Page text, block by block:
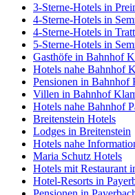
3-Sterne-Hotels in
4-Sterne-Hotels in
4-Sterne-Hotels in
5-Sterne-Hotels in
Gasthöfe in Bahnhof
Hotels nahe Bahnhof
Pensionen in Bahnhof
Villen in Bahnhof
Hotels nahe Bahnhof
Breitenstein Hotels
Lodges in Breitenstein
Hotels nahe
Maria Schutz Hotels
Hotels mit Restaurant
Hotel-Resorts in